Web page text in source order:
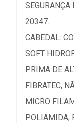
20347.
CABEDAL:
SOFT
PRIMA DE
FIBRATEC,
MICRO
POLIAMIDA,